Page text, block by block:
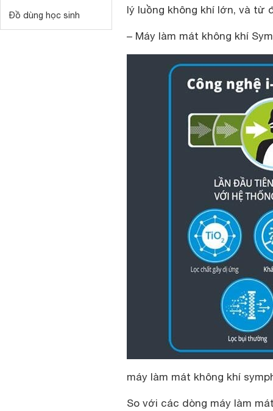
Đồ dùng học sinh
lý luồng không khí lớn, và từ
– Máy làm mát không khí
máy làm mát không khí
So với các dòng máy làm